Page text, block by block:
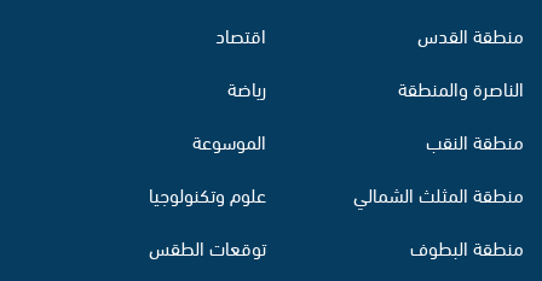
منطقة القدس
الناصرة والمنطقة
منطقة النقب
منطقة المثلث الشمالي
منطقة البطوف
اقتصاد
رياضة
الموسوعة
علوم وتكنولوجيا
توقعات الطقس